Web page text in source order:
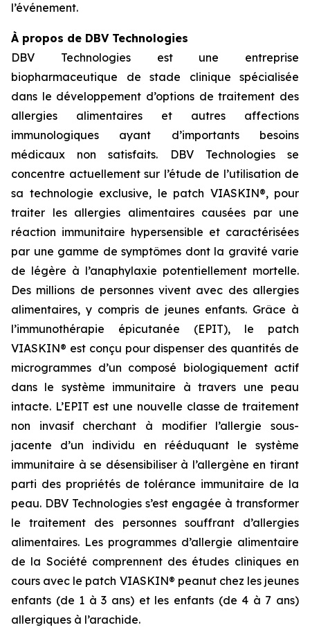
l’événement.
À propos de DBV Technologies
DBV Technologies est une entreprise
biopharmaceutique de stade clinique spécialisée
dans le développement d’options de traitement des
allergies alimentaires et autres affections
immunologiques ayant d’importants besoins
médicaux non satisfaits. DBV Technologies se
concentre actuellement sur l’étude de l’utilisation de
sa technologie exclusive, le patch VIASKIN®, pour
traiter les allergies alimentaires causées par une
réaction immunitaire hypersensible et caractérisées
par une gamme de symptômes dont la gravité varie
de légère à l’anaphylaxie potentiellement mortelle.
Des millions de personnes vivent avec des allergies
alimentaires, y compris de jeunes enfants. Grâce à
l’immunothérapie épicutanée (EPIT), le patch
VIASKIN® est conçu pour dispenser des quantités de
microgrammes d’un composé biologiquement actif
dans le système immunitaire à travers une peau
intacte. L’EPIT est une nouvelle classe de traitement
non invasif cherchant à modifier l’allergie sous-
jacente d’un individu en rééduquant le système
immunitaire à se désensibiliser à l’allergène en tirant
parti des propriétés de tolérance immunitaire de la
peau. DBV Technologies s’est engagée à transformer
le traitement des personnes souffrant d’allergies
alimentaires. Les programmes d’allergie alimentaire
de la Société comprennent des études cliniques en
cours avec le patch VIASKIN® peanut chez les jeunes
enfants (de 1 à 3 ans) et les enfants (de 4 à 7 ans)
allergiques à l’arachide.